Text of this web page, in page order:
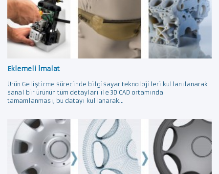
Eklemeli İmalat
Ürün Geliştirme sürecinde bilgisayar teknolojileri kullanılanarak
sanal bir ürünün tüm detayları ile 3D CAD ortamında
tamamlanması, bu datayı kullanarak...